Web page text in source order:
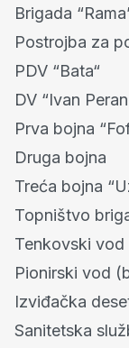
Brigada
Postrojba za
PDV “Bata“
DV “Ivan
Prva bojna
Druga bojna
Treća bojna
Topništvo
Tenkovski vod
Pionirski vod
Izviđačka
Sanitetska